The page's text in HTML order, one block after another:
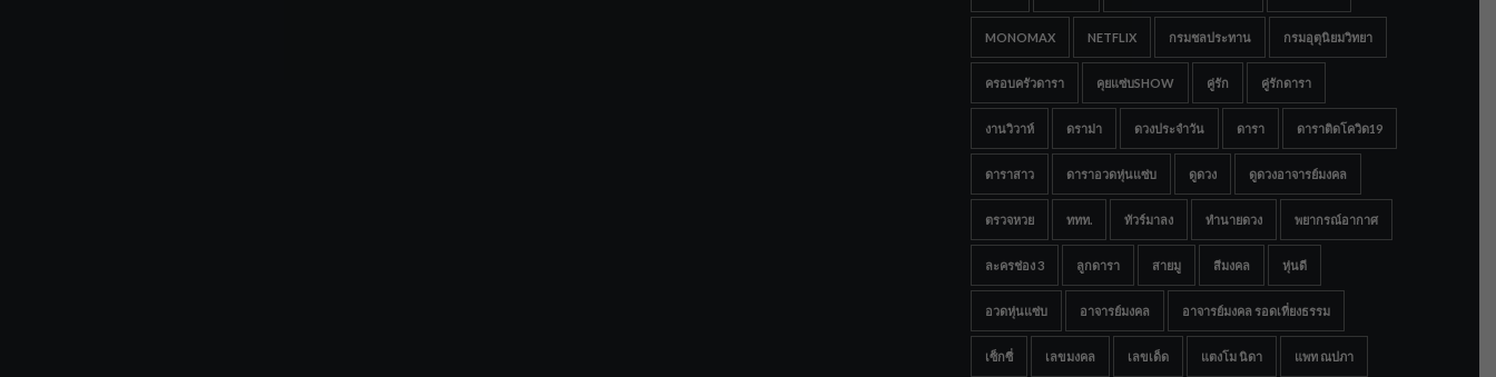
MONOMAX NETFLIX กรมชลประทาน กรมอุตุนิยมวิทยา
ครอบครัวดารา คุยแซ่บSHOW คู่รัก คู่รักดารา
งานวิวาห์ ดราม่า ดวงประจำวัน ดารา ดาราติดโควิด19
ดาราสาว ดาราอวดหุ่นแซ่บ ดูดวง ดูดวงอาจารย์มงคล
ตรวจหวย ททท. ทัวร์มาลง ทำนายดวง พยากรณ์อากาศ
ละครช่อง 3 ลูกดารา สายมู สีมงคล หุ่นดี
อวดหุ่นแซ่บ อาจารย์มงคล อาจารย์มงคล รอดเที่ยงธรรม
เซ็กซี่ เลขมงคล เลขเด็ด แตงโม นิดา แพท ณปภา